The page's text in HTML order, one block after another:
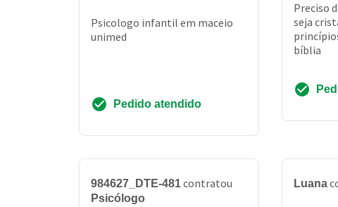
Psicologo infantil em maceio
unimed
Pedido atendido
Preciso
seja
bíblia
984627_DTE-481contratou
Psicólogo
Luana